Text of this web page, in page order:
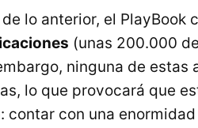
lo anterior, el PlayBook
(unas 200.000
ninguna de
lo que provocará que
contar con una